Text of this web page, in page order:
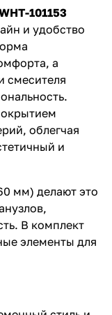
101153
и удобство
а
смесителя
облегчая
и
мм) делают это
В комплект
элементы для